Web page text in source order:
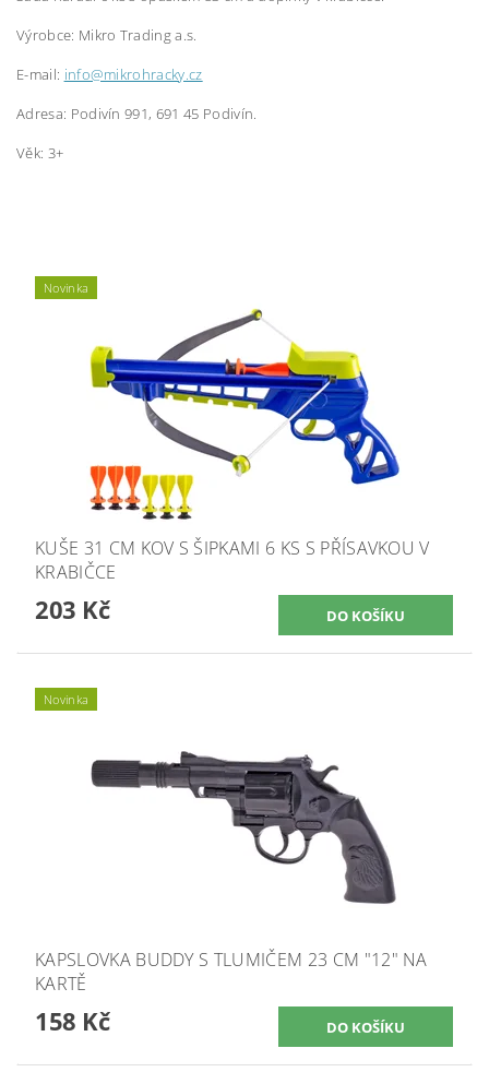
Výrobce: Mikro Trading a.s.
E-mail: info@mikrohracky.cz
Adresa: Podivín 991, 691 45 Podivín.
Věk: 3+
Novinka
KUŠE 31 CM KOV S ŠIPKAMI 6 KS S PŘÍSAVKOU V
KRABIČCE
203 Kč
Novinka
KAPSLOVKA BUDDY S TLUMIČEM 23 CM "12" NA
KARTĚ
158 Kč